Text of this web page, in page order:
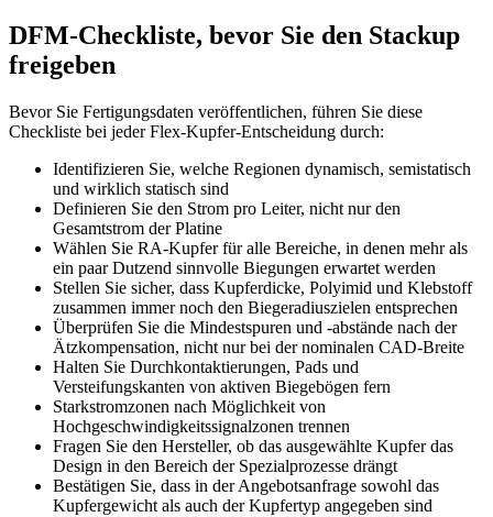
DFM-Checkliste, bevor Sie den Stackup
freigeben
Bevor Sie Fertigungsdaten veröffentlichen, führen Sie diese
Checkliste bei jeder Flex-Kupfer-Entscheidung durch:
Identifizieren Sie, welche Regionen dynamisch, semistatisch
und wirklich statisch sind
Definieren Sie den Strom pro Leiter, nicht nur den
Gesamtstrom der Platine
Wählen Sie RA-Kupfer für alle Bereiche, in denen mehr als
ein paar Dutzend sinnvolle Biegungen erwartet werden
Stellen Sie sicher, dass Kupferdicke, Polyimid und Klebstoff
zusammen immer noch den Biegeradiuszielen entsprechen
Überprüfen Sie die Mindestspuren und -abstände nach der
Ätzkompensation, nicht nur bei der nominalen CAD-Breite
Halten Sie Durchkontaktierungen, Pads und
Versteifungskanten von aktiven Biegebögen fern
Starkstromzonen nach Möglichkeit von
Hochgeschwindigkeitssignalzonen trennen
Fragen Sie den Hersteller, ob das ausgewählte Kupfer das
Design in den Bereich der Spezialprozesse drängt
Bestätigen Sie, dass in der Angebotsanfrage sowohl das
Kupfergewicht als auch der Kupfertyp angegeben sind